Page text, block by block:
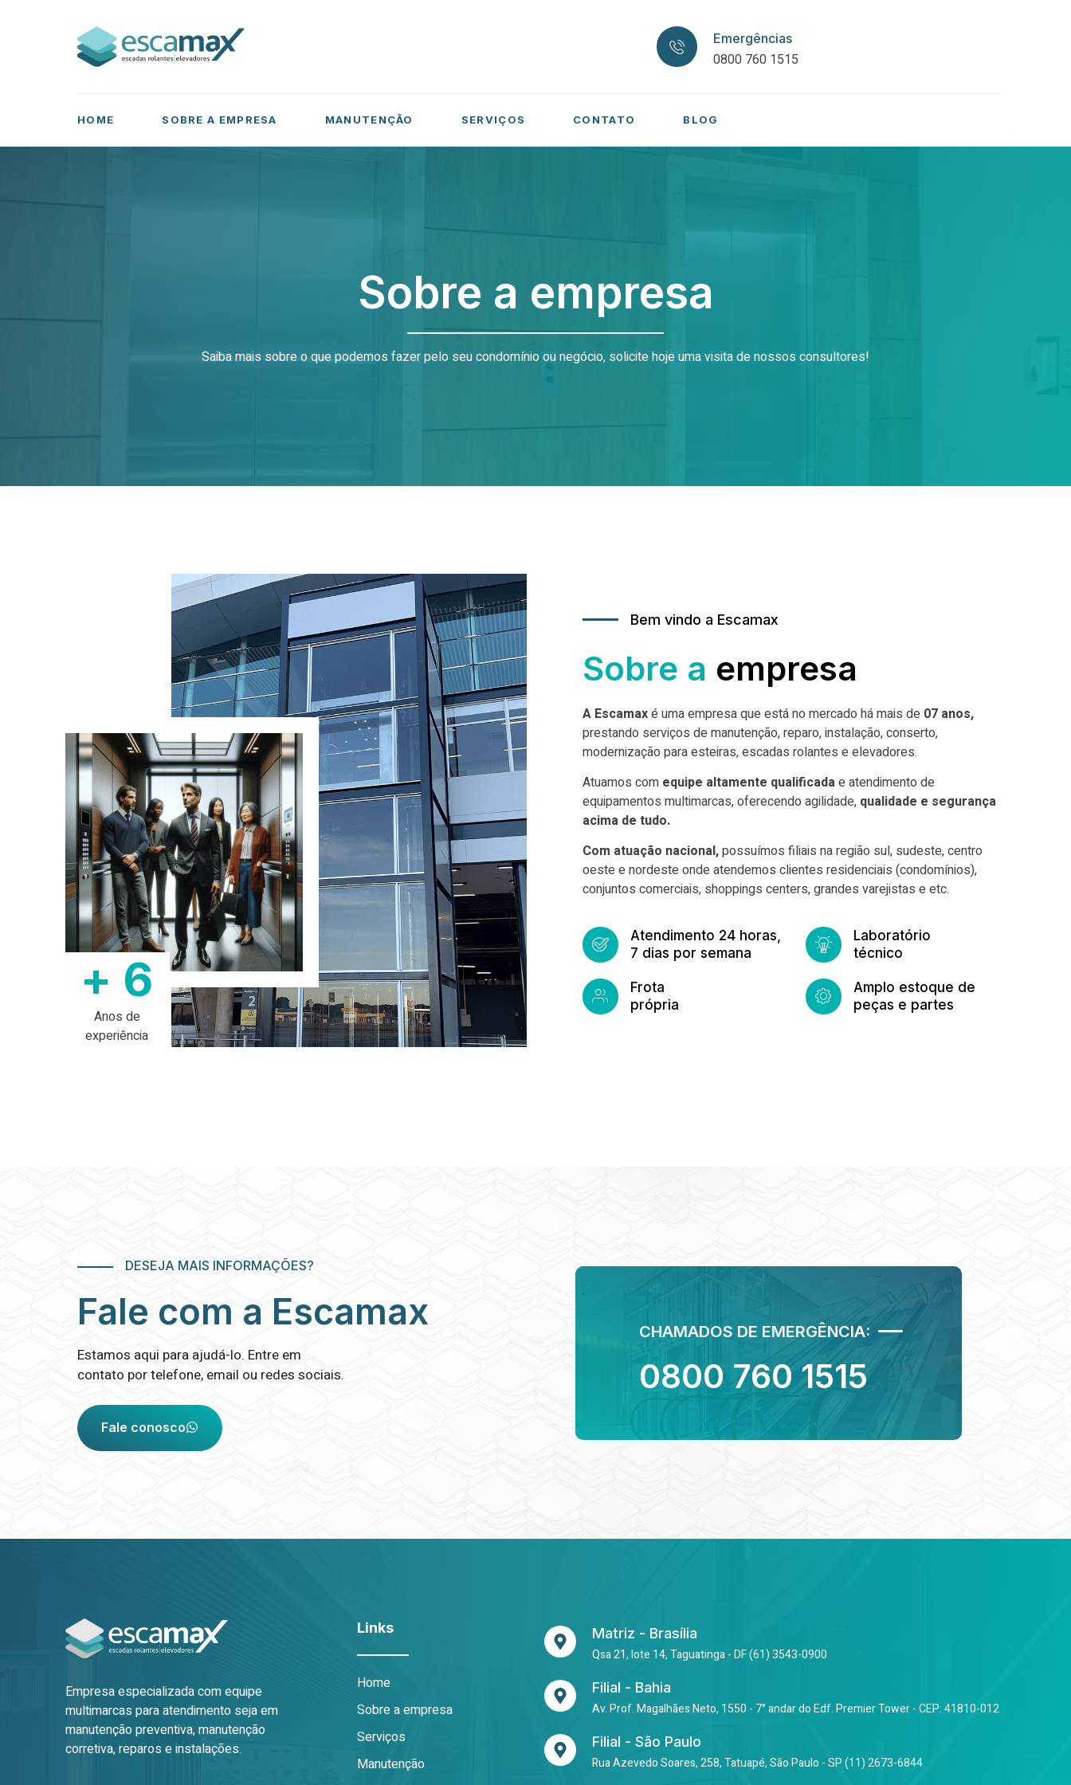
Emergências
0800 760 1515
HOME SOBRE A EMPRESA MANUTENÇÃO SERVIÇOS CONTATO BLOG
Sobre a empresa
Saiba mais sobre o que podemos fazer pelo seu condomínio ou negócio, solicite hoje uma visita de nossos consultores!
+ 7
Anos de
experiência
Bem vindo a Escamax
Sobre a empresa
A Escamaxé uma empresa que está no mercado há mais de 07 anos,
prestando serviços de manutenção, reparo, instalação, conserto,
modernização para esteiras, escadas rolantes e elevadores.
Atuamos com equipe altamente qualificadae atendimento de
equipamentos multimarcas, oferecendo agilidade, qualidade e segurança
acima de tudo.
Com atuação nacional,possuímos filiais na região sul, sudeste, centro
oeste e nordeste onde atendemos clientes residenciais (condomínios),
conjuntos comerciais, shoppings centers, grandes varejistas e etc.
Atendimento 24 horas,
7 dias por semana
Frota
própria
Laboratório
técnico
Amplo estoque de
peças e partes
DESEJA MAIS INFORMAÇÕES?
Fale com a Escamax
Estamos aqui para ajudá-lo. Entre em
contato por telefone, email ou redes sociais.
Fale conosco
CHAMADOS DE EMERGÊNCIA:
0800 760 1515
Empresa especializada com equipe
multimarcas para atendimento seja em
manutenção preventiva, manutenção
corretiva, reparos e instalações.
Links
Home
Sobre a empresa
Serviços
Manutenção
Matriz - Brasília
Qsa 21, lote 14, Taguatinga - DF (61) 3543-0900
Filial - Bahia
Av. Prof. Magalhães Neto, 1550 - 7° andar do Edf. Premier Tower - CEP: 41810-012
Filial - São Paulo
Rua Azevedo Soares, 258, Tatuapé, São Paulo - SP (11) 2673-6844